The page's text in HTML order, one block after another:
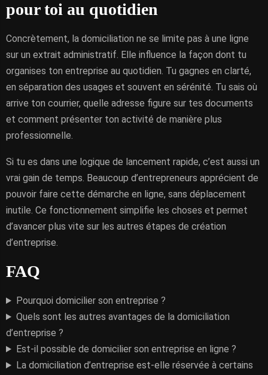
pour toi au quotidien
Concrètement, la domiciliation ne se limite pas à une ligne
sur un extrait administratif. Elle influence la façon dont tu
organises ton entreprise au quotidien. Tu gagnes en clarté,
en séparation des usages et souvent en sérénité. Tu sais où
arrive ton courrier, quelle adresse figure sur tes documents
et comment présenter ton activité de manière plus
professionnelle.
Si tu es dans une logique de lancement rapide, c’est aussi un
vrai gain de temps. Beaucoup d’entrepreneurs apprécient de
pouvoir faire cette démarche en ligne, sans déplacement
inutile. Ce fonctionnement simplifie les choses et permet
d’avancer plus vite sur les autres étapes de création
d’entreprise.
FAQ
Pourquoi domicilier son entreprise ?
Quels sont les autres avantages de la domiciliation
d’entreprise ?
Est-il possible de domicilier son entreprise en ligne ?
La domiciliation d’entreprise est-elle réservée à certains